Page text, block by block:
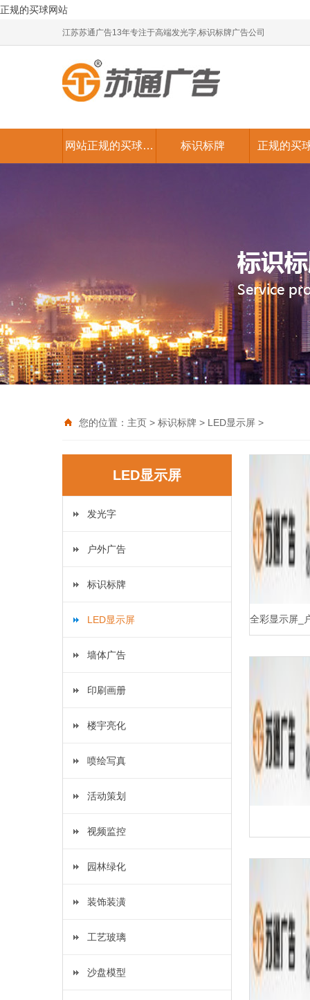
正规的买球网站
江苏苏通广告13年专注于高端发光字,标识标牌广告公司
网站正规的买球网 标识标牌 正规的买
您的位置： 主页 > 标识标牌 > LED显示屏 >
LED显示屏
发光字
户外广告
标识标牌
LED显示屏
墙体广告
印刷画册
楼宇亮化
喷绘写真
活动策划
视频监控
园林绿化
装饰装潢
工艺玻璃
沙盘模型
全彩显示屏_